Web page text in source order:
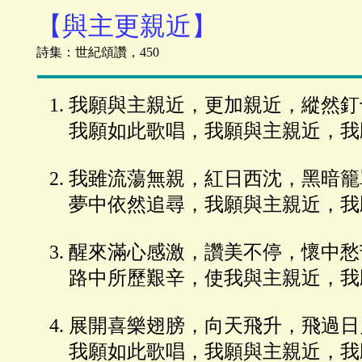
【與主更親近】
詩集：世紀頌讚，450
我願與主親近，更加親近，縱然
我願如此歌唱，我願與主親近，
我雖流蕩無親，紅日西沈，黑暗
夢中依然追尋，我願與主親近，
醒來滿心感激，讚美不停，懷中
路中所歷艱辛，使我與主親近，
展開喜樂翅膀，向天飛升，飛過
我願如此歌唱，我願與主親近，